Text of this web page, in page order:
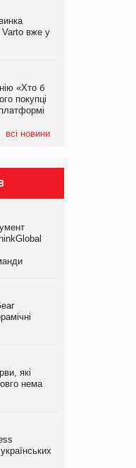
Varto вже у
«Хто б
покупці
всі новини
у
Paw
купує
магазини
дзвінки
які
нема